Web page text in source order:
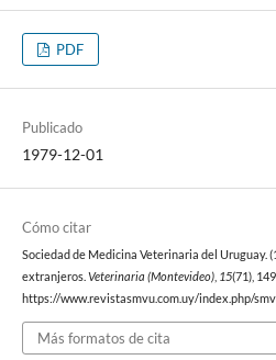
PDF
Publicado
1979-12-01
Cómo citar
Sociedad de Medicina Veterinaria del Uruguay.
extranjeros. Veterinaria (Montevideo), 15(71),
https://www.revistasmvu.com.uy/index.php/
Más formatos de cita